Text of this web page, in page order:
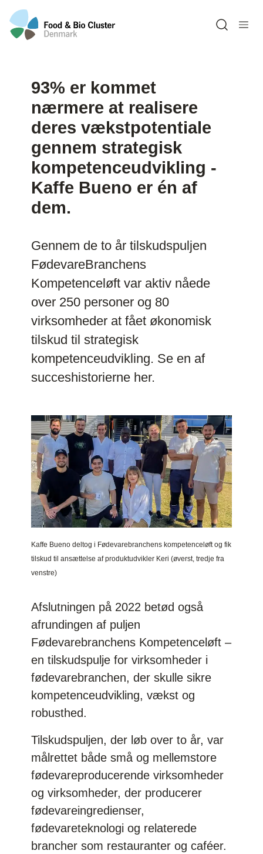
93% er kommet
nærmere at realisere
deres vækstpotentiale
gennem strategisk
kompetenceudvikling -
Kaffe Bueno er én af
dem.
Gennem de to år tilskudspuljen
FødevareBranchens
Kompetenceløft var aktiv nåede
over 250 personer og 80
virksomheder at fået økonomisk
tilskud til strategisk
kompetenceudvikling. Se en af
succeshistorierne her.
Kaffe Bueno deltog i Fødevarebranchens kompetenceløft og fik
tilskud til ansættelse af produktudvikler Keri (øverst, tredje fra
venstre)
Afslutningen på 2022 betød også
afrundingen af puljen
Fødevarebranchens Kompetenceløft –
en tilskudspulje for virksomheder i
fødevarebranchen, der skulle sikre
kompetenceudvikling, vækst og
robusthed.
Tilskudspuljen, der løb over to år, var
målrettet både små og mellemstore
fødevareproducerende virksomheder
og virksomheder, der producerer
fødevareingredienser,
fødevareteknologi og relaterede
brancher som restauranter og caféer.